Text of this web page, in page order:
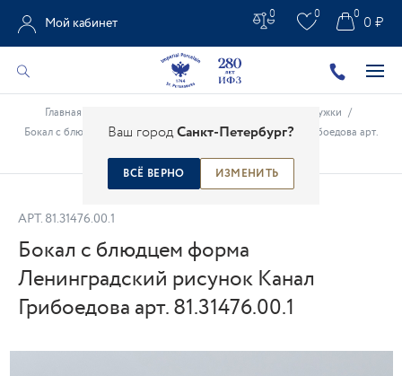
Ваш городСанкт-Петербург?
ВСЁ ВЕРНО ИЗМЕНИТЬ
Мой кабинет
0 0 0 ₽
0
Главная Бокалы, кружки /
Бокал с блюдцем форма Ленинградский рисунок Канал Грибоедова арт.
АРТ. 81.31476.00.1
Бокал с блюдцем форма
Ленинградский рисунок Канал
Грибоедова арт. 81.31476.00.1